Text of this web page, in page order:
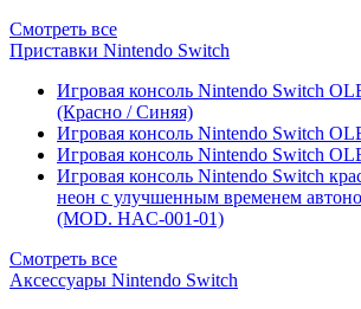
Смотреть все
Приставки Nintendo Switch
Игровая консоль Nintendo Switch
(Красно / Синяя)
Игровая консоль Nintendo Switch
Игровая консоль Nintendo Switch
Игровая консоль Nintendo Switch
неон с улучшенным временем
(MOD. HAC-001-01)
Смотреть все
Аксессуары Nintendo Switch